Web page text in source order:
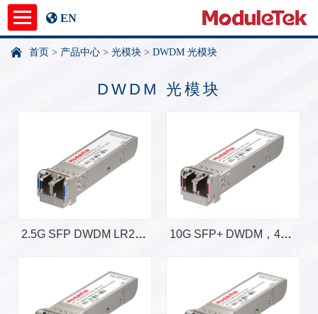
EN
首页 > 产品中心 > 光模块 > DWDM 光模块
DWDM 光模块
2.5G SFP DWDM LR2，120km 10G SFP+ DWDM，40km，带CDR
产品中心
应用指南
新闻中心
关于我们
undefined